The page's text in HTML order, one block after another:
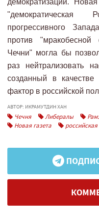
прогрессивного
против "мракобесной
Чечни" могла бы
раз нейтрализовать
созданный в
фактор в российской
АВТОР: ИКРАМУТДИН ХАН
Чечня Либералы
Новая газета